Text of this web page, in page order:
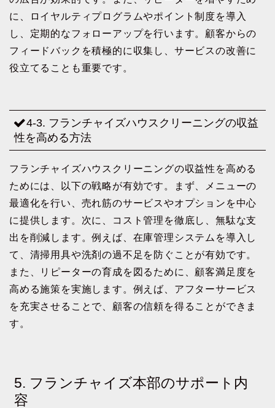
に、ロイヤルティプログラムやポイント制度を導入
し、定期的なフォローアップを行います。顧客からの
フィードバックを積極的に収集し、サービスの改善に
役立てることも重要です。
4-3. フランチャイズハウスクリーニングの収益
性を高める方法
フランチャイズハウスクリーニングの収益性を高める
ためには、以下の戦略が有効です。まず、メニューの
最適化を行い、売れ筋のサービスやオプションを中心
に提供します。次に、コスト管理を徹底し、無駄な支
出を削減します。例えば、在庫管理システムを導入し
て、清掃用具や洗剤の過不足を防ぐことが有効です。
また、リピーターの育成を図るために、顧客満足度を
高める施策を実施します。例えば、アフターサービス
を充実させることで、顧客の信頼を得ることができま
す。
5. フランチャイズ本部のサポート内
容